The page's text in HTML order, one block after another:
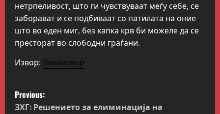
нетрпеливост, што ги чувствуваат меѓу себе, се
заборават и се подбиваат со патилата на оние
што во еден миг, без капка крв би можеле да се
престорат во слободни граѓани.
Извор: Викиизвор
P
Previous:
ЗХГ: Решението за елиминација на